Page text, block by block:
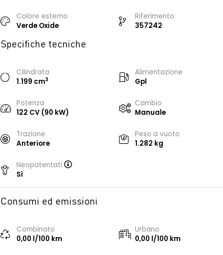
Colore esterno
Verde Oxide
Riferimento
357242
Specifiche tecniche
Cilindrata
1.199 cm3
Alimentazione
Gpl
Potenza
122 CV (90 kW)
Cambio
Manuale
Trazione
Anteriore
Peso a vuoto
1.282 kg
Neopatentati
Sì
Consumi ed emissioni
Combinato
0,00 l/100 km
Urbano
0,00 l/100 km